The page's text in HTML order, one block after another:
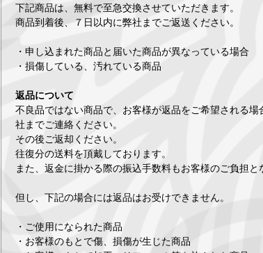
下記商品は、無料で至急交換させていただきます。
商品到着後、７日以内に弊社までご返送ください。
・申し込まれた商品と届いた商品が異なっている場合
・損傷している、汚れている商品
返品について
不良品ではない商品で、お客様が返品をご希望される
社までご連絡ください。
その後ご返却ください。
往復分の送料を頂戴しております。
また、返金に掛かる際の振込手数料もお客様のご負担と
但し、下記の場合には返品はお受けできません。
・ご使用になられた商品
・お客様のもとで傷、損傷が生じた商品